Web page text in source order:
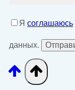
Я соглашаюсь
данных.